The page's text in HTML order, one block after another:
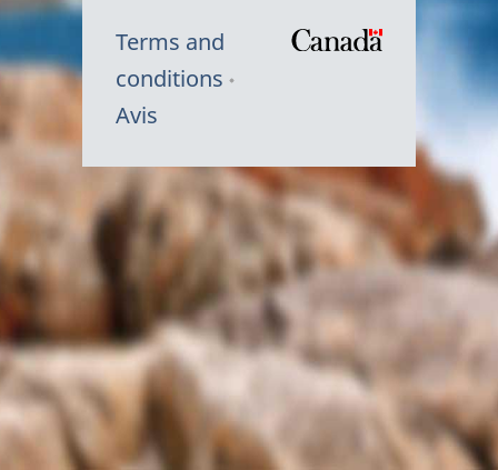
Terms and
conditions
Avis
Symbole
du
Canada